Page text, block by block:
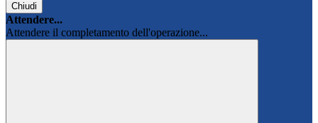
Chiudi
Attendere...
Attendere il completamento dell'operazione...